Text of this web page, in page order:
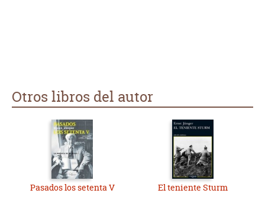
Otros libros del autor
Pasados los setenta V El teniente Sturm